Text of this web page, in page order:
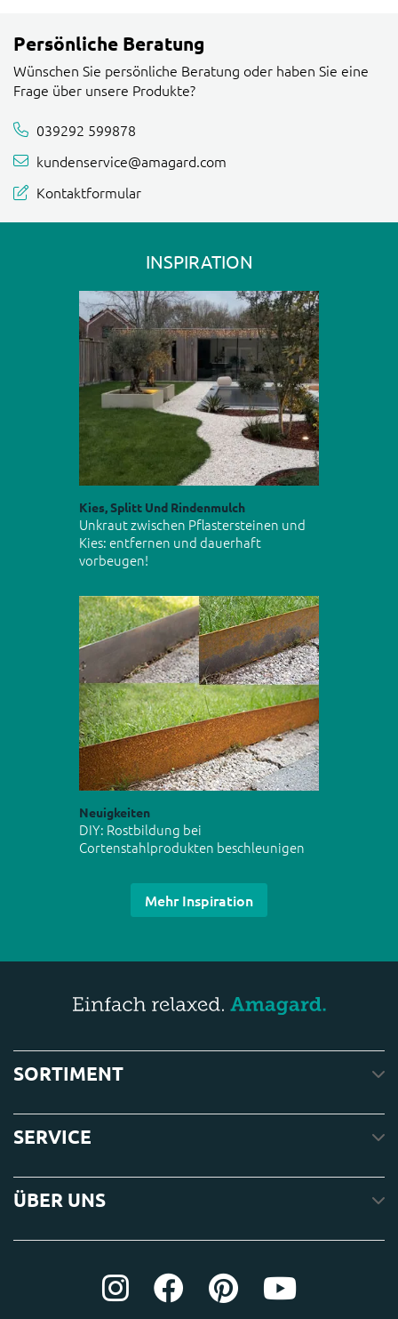
Persönliche Beratung
Wünschen Sie persönliche Beratung oder haben Sie eine
Frage über unsere Produkte?
039292 599878
kundenservice@amagard.com
Kontaktformular
INSPIRATION
Kies, Splitt Und Rindenmulch
Unkraut zwischen Pflastersteinen und
Kies: entfernen und dauerhaft
vorbeugen!
Neuigkeiten
DIY: Rostbildung bei
Cortenstahlprodukten beschleunigen
Mehr Inspiration
SORTIMENT
SERVICE
ÜBER UNS